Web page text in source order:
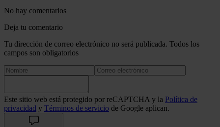
No hay comentarios
Deja tu comentario
Tu dirección de correo electrónico no será publicada. Todos los
campos son obligatorios
Este sitio web está protegido por reCAPTCHA y la Política de
privacidad y Términos de servicio de Google aplican.